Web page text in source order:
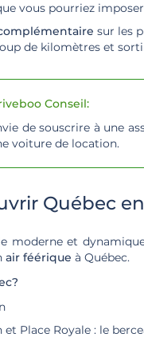
vous pourriez
sur les
de kilomètres et
Conseil:
de souscrire à une
voiture de location.
Québec
moderne et
air féérique à Québec.
Place Royale : le